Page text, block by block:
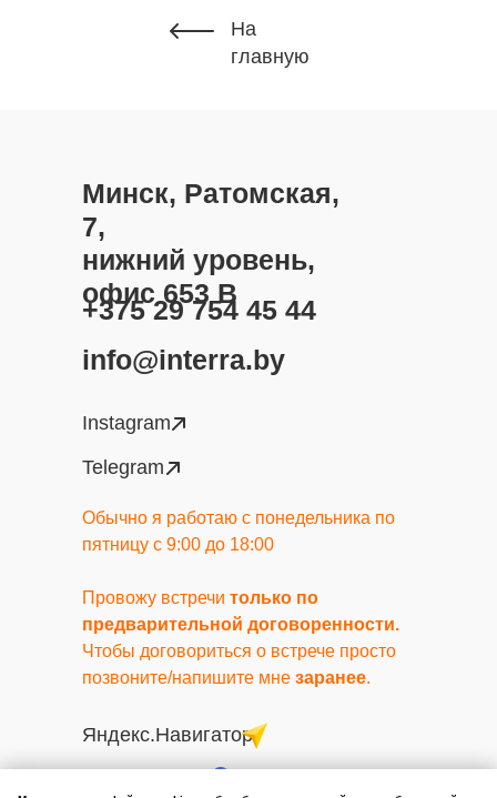
На
главную
Минск, Ратомская,
7,
нижний уровень,
офис 653 В
+375 29 754 45 44
info@interra.by
Обычно я работаю с понедельника по
пятницу с 9:00 до 18:00
Провожу встречи только по
предварительной договоренности.
Чтобы договориться о встрече просто
позвоните/напишите мне заранее.
Instagram
Telegram
Яндекс.Навигатор